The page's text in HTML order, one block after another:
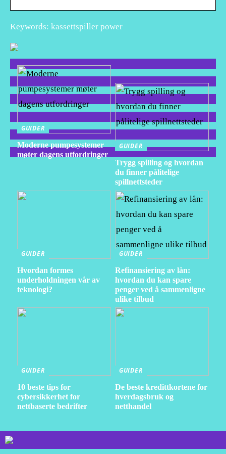
Keywords: kassettspiller power
GUIDER
Moderne pumpesystemer
møter dagens utfordringer
GUIDER
Trygg spilling og hvordan
du finner pålitelige
spillnettsteder
GUIDER
Hvordan formes
underholdningen vår av
teknologi?
GUIDER
Refinansiering av lån:
hvordan du kan spare
penger ved å sammenligne
ulike tilbud
GUIDER
10 beste tips for
cybersikkerhet for
nettbaserte bedrifter
GUIDER
De beste kredittkortene for
hverdagsbruk og
netthandel